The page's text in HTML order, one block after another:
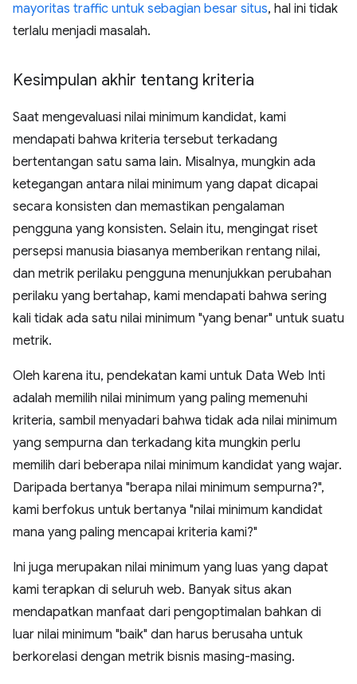
mayoritas traffic untuk sebagian besar situs, hal ini tidak
terlalu menjadi masalah.
Kesimpulan akhir tentang kriteria
Saat mengevaluasi nilai minimum kandidat, kami
mendapati bahwa kriteria tersebut terkadang
bertentangan satu sama lain. Misalnya, mungkin ada
ketegangan antara nilai minimum yang dapat dicapai
secara konsisten dan memastikan pengalaman
pengguna yang konsisten. Selain itu, mengingat riset
persepsi manusia biasanya memberikan rentang nilai,
dan metrik perilaku pengguna menunjukkan perubahan
perilaku yang bertahap, kami mendapati bahwa sering
kali tidak ada satu nilai minimum "yang benar" untuk suatu
metrik.
Oleh karena itu, pendekatan kami untuk Data Web Inti
adalah memilih nilai minimum yang paling memenuhi
kriteria, sambil menyadari bahwa tidak ada nilai minimum
yang sempurna dan terkadang kita mungkin perlu
memilih dari beberapa nilai minimum kandidat yang wajar.
Daripada bertanya "berapa nilai minimum sempurna?",
kami berfokus untuk bertanya "nilai minimum kandidat
mana yang paling mencapai kriteria kami?"
Ini juga merupakan nilai minimum yang luas yang dapat
kami terapkan di seluruh web. Banyak situs akan
mendapatkan manfaat dari pengoptimalan bahkan di
luar nilai minimum "baik" dan harus berusaha untuk
berkorelasi dengan metrik bisnis masing-masing.